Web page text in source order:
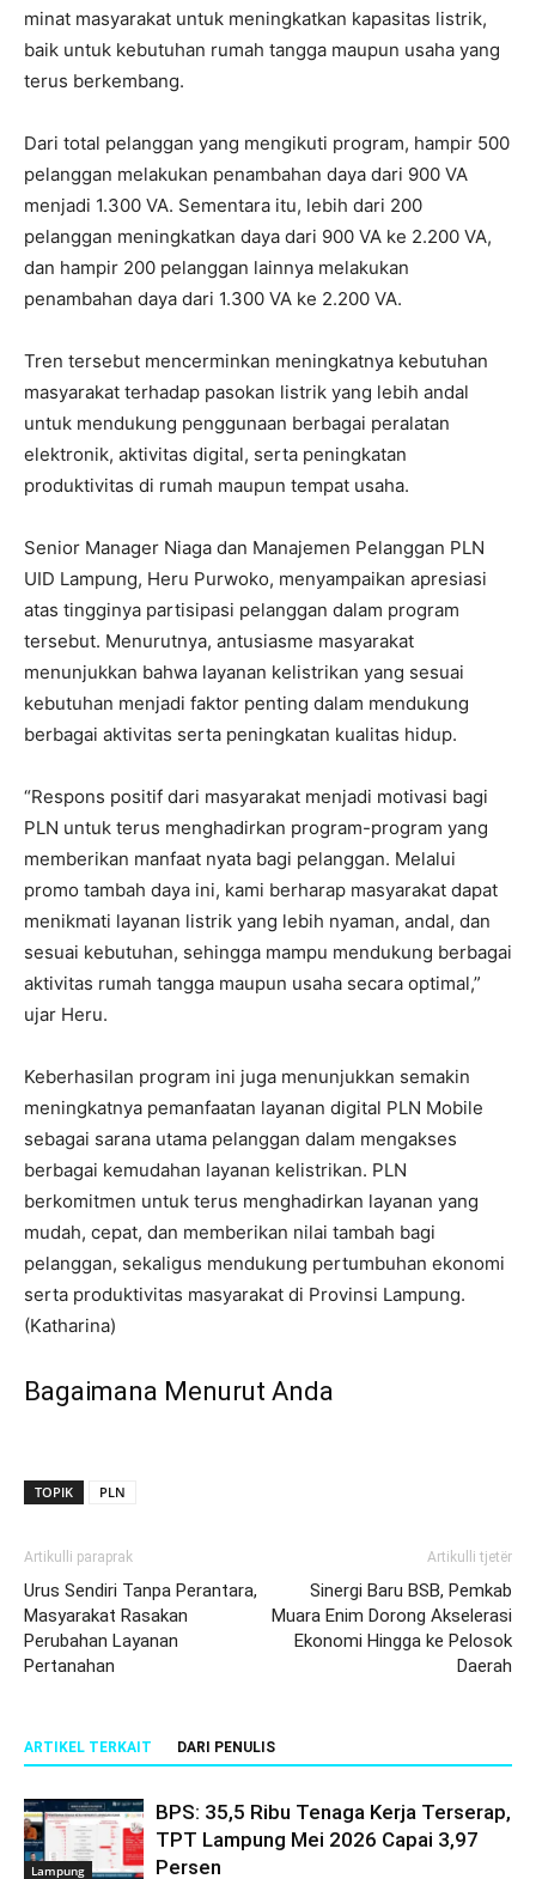
minat masyarakat untuk meningkatkan kapasitas listrik,
baik untuk kebutuhan rumah tangga maupun usaha yang
terus berkembang.
Dari total pelanggan yang mengikuti program, hampir 500
pelanggan melakukan penambahan daya dari 900 VA
menjadi 1.300 VA. Sementara itu, lebih dari 200
pelanggan meningkatkan daya dari 900 VA ke 2.200 VA,
dan hampir 200 pelanggan lainnya melakukan
penambahan daya dari 1.300 VA ke 2.200 VA.
Tren tersebut mencerminkan meningkatnya kebutuhan
masyarakat terhadap pasokan listrik yang lebih andal
untuk mendukung penggunaan berbagai peralatan
elektronik, aktivitas digital, serta peningkatan
produktivitas di rumah maupun tempat usaha.
Senior Manager Niaga dan Manajemen Pelanggan PLN
UID Lampung, Heru Purwoko, menyampaikan apresiasi
atas tingginya partisipasi pelanggan dalam program
tersebut. Menurutnya, antusiasme masyarakat
menunjukkan bahwa layanan kelistrikan yang sesuai
kebutuhan menjadi faktor penting dalam mendukung
berbagai aktivitas serta peningkatan kualitas hidup.
“Respons positif dari masyarakat menjadi motivasi bagi
PLN untuk terus menghadirkan program-program yang
memberikan manfaat nyata bagi pelanggan. Melalui
promo tambah daya ini, kami berharap masyarakat dapat
menikmati layanan listrik yang lebih nyaman, andal, dan
sesuai kebutuhan, sehingga mampu mendukung berbagai
aktivitas rumah tangga maupun usaha secara optimal,”
ujar Heru.
Keberhasilan program ini juga menunjukkan semakin
meningkatnya pemanfaatan layanan digital PLN Mobile
sebagai sarana utama pelanggan dalam mengakses
berbagai kemudahan layanan kelistrikan. PLN
berkomitmen untuk terus menghadirkan layanan yang
mudah, cepat, dan memberikan nilai tambah bagi
pelanggan, sekaligus mendukung pertumbuhan ekonomi
serta produktivitas masyarakat di Provinsi Lampung.
(Katharina)
Bagaimana Menurut Anda
TOPIK PLN
Artikulli paraprak
Urus Sendiri Tanpa Perantara,
Masyarakat Rasakan
Perubahan Layanan
Pertanahan
Artikulli tjetër
Sinergi Baru BSB, Pemkab
Muara Enim Dorong Akselerasi
Ekonomi Hingga ke Pelosok
Daerah
ARTIKEL TERKAIT DARI PENULIS
Lampung
BPS: 35,5 Ribu Tenaga Kerja Terserap,
TPT Lampung Mei 2026 Capai 3,97
Persen